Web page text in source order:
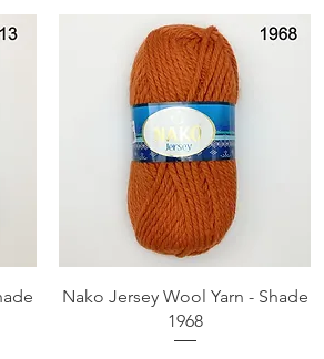
Aperçu rapide
Nako Jersey Wool Yarn - Shade
1968